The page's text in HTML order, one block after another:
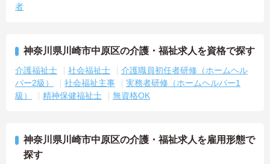
者
神奈川県川崎市中原区の介護・福祉求人を資格で探す
介護福祉士 社会福祉士
介護職員初任者研修（ホームヘル
パー2級）
社会福祉主事
実務者研修（ホームヘルパー1
級）
精神保健福祉士 無資格OK
神奈川県川崎市中原区の介護・福祉求人を雇用形態で
探す